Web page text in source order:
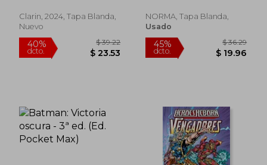
Clarin, 2024, Tapa Blanda,
Nuevo
NORMA, Tapa Blanda,
Usado